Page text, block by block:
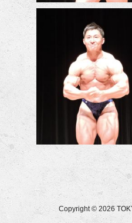
Copyright © 2026